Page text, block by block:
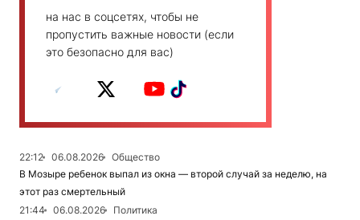
на нас в соцсетях, чтобы не
пропустить важные новости (если
это безопасно для вас)
22:12 06.08.2026
Общество
В Мозыре ребенок выпал из окна — второй случай за неделю, на
этот раз смертельный
21:44
06.08.2026
Политика